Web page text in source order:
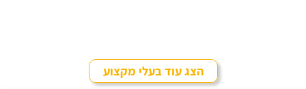
הצג עוד בעלי מקצוע